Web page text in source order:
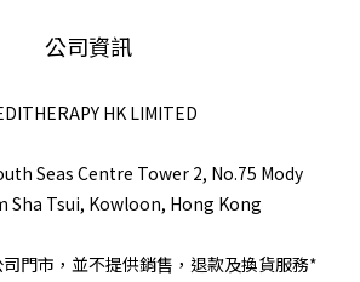
公司資訊
HK LIMITED
Seas Centre Tower 2, No.75 Mody
Sha Tsui, Kowloon, Hong Kong
門市，並不提供銷售，退款及換貨服務*